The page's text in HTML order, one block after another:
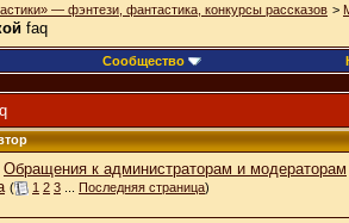
— фэнтези, фантастика, конкурсы рассказов >
faq
Сообщество
Обращения к администраторам и модераторам
( 1 2 3 Последняя страница)